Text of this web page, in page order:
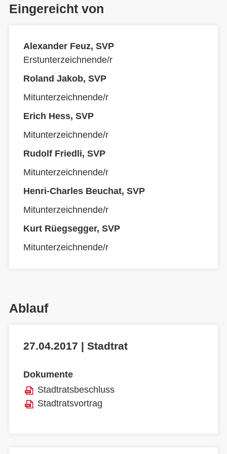
Eingereicht von
Alexander Feuz, SVP
Erstunterzeichnende/r
Roland Jakob, SVP
Mitunterzeichnende/r
Erich Hess, SVP
Mitunterzeichnende/r
Rudolf Friedli, SVP
Mitunterzeichnende/r
Henri-Charles Beuchat, SVP
Mitunterzeichnende/r
Kurt Rüegsegger, SVP
Mitunterzeichnende/r
Ablauf
27.04.2017 | Stadtrat
Dokumente
Stadtratsbeschluss
Stadtratsvortrag